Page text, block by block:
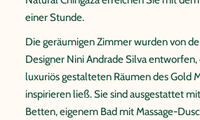
einer Stunde.
Die geräumigen Zimmer wurden von
Designer Nini Andrade Silva entworfen,
luxuriös gestalteten Räumen des Gold
inspirieren ließ. Sie sind ausgestattet
Betten, eigenem Bad mit Massage-